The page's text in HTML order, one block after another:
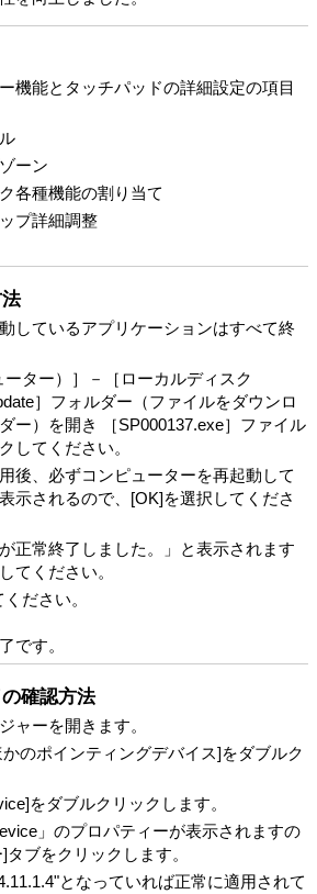
機能とタッチパッドの詳細設定の項目
ーン
各種機能の割り当て
プ詳細調整
しているアプリケーションはすべて終
ーター）］－［ローカルディスク
］フォルダー（ファイルをダウンロ
ー）を開き ［SP000137.exe］ファイル
してください。
後、必ずコンピューターを再起動して
示されるので、[OK]を選択してくださ
正常終了しました。」と表示されます
てください。
ださい。
です。
確認方法
ャーを開きます。
のポインティングデバイス]をダブルク
をダブルクリックします。
」のプロパティーが表示されますの
ブをクリックします。
となっていれば正常に適用されて